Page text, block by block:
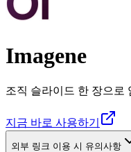
Imagene
조직 슬라이드 한 장으로
지금 바로 사용하기
외부 링크 이용 시 유의사항